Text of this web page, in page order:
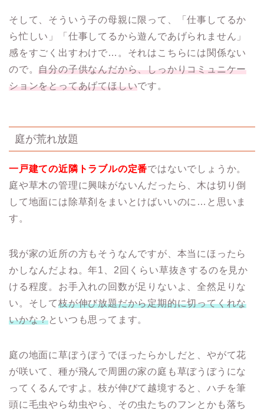
そして、そういう子の母親に限って、「仕事してるか
ら忙しい」「仕事してるから遊んであげられません」
感をすごく出すわけで…。それはこちらには関係ない
ので。自分の子供なんだから、しっかりコミュニケー
ションをとってあげてほしいです。
庭が荒れ放題
一戸建ての近隣トラブルの定番ではないでしょうか。
庭や草木の管理に興味がないんだったら、木は切り倒
して地面には除草剤をまいとけばいいのに…と思いま
す。
我が家の近所の方もそうなんですが、本当にほったら
かしなんだよね。年1、2回くらい草抜きするのを見か
ける程度。お手入れの回数が足りないよ、全然足りな
い。そして枝が伸び放題だから定期的に切ってくれな
いかな？といつも思ってます。
庭の地面に草ぼうぼうでほったらかしだと、やがて花
が咲いて、種が飛んで周囲の家の庭も草ぼうぼうにな
ってくるんですよ。枝が伸びて越境すると、ハチを筆
頭に毛虫やら幼虫やら、その虫たちのフンとかも落ち